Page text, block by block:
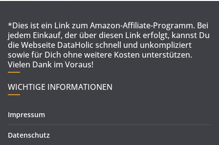
*Dies ist ein Link zum Amazon-Affiliate-Programm. Bei
jedem Einkauf, der über diesen Link erfolgt, kannst Du
die Webseite DataHolic schnell und unkompliziert
sowie für Dich ohne weitere Kosten unterstützen.
Vielen Dank im Voraus!
WICHTIGE INFORMATIONEN
Impressum
Datenschutz